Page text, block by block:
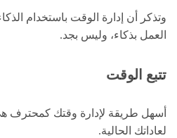
وتذكر أن إدارة الوقت باستخدام
العمل بذكاء، وليس بجد.
تتبع الوقت
أسهل طريقة لإدارة وقتك
لعاداتك الحالية.